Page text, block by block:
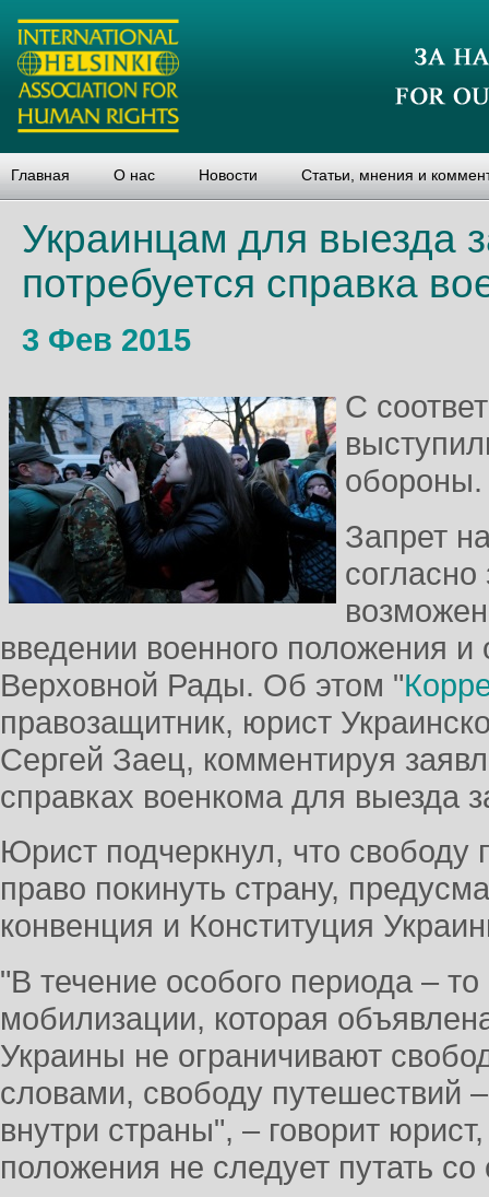
Главная О нас Новости Статьи, мнения и
Украинцам для выезда
потребуется справка
3 Фев 2015
С
обороны.
Запрет
согласно
введении военного положения и
Верховной Рады. Об этом "
правозащитник, юрист
Сергей Заец, комментируя
справках военкома для выезда
Юрист подчеркнул, что свободу
право покинуть страну,
конвенция и Конституция
"В течение особого периода –
мобилизации, которая
Украины не ограничивают
словами, свободу путешествий –
внутри страны", – говорит
положения не следует путать